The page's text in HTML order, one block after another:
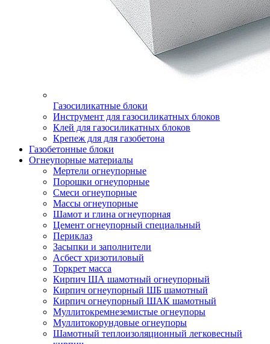
Газосиликатные блоки
Инструмент для газосиликатных блоков
Клей для газосиликатных блоков
Крепеж для для газобетона
Газобетонные блоки
Огнеупорные материалы
Мертели огнеупорные
Порошки огнеупорные
Смеси огнеупорные
Массы огнеупорные
Шамот и глина огнеупорная
Цемент огнеупорный специальный
Периклаз
Засыпки и заполнители
Асбест хризотиловый
Торкрет масса
Кирпич ША шамотный огнеупорный
Кирпич огнеупорный ШБ шамотный
Кирпич огнеупорный ШАК шамотный
Муллито­­кремнеземистые огнеупоры
Муллито­корундовые огнеупоры
Шамотный тепло­изоляционный легковесный